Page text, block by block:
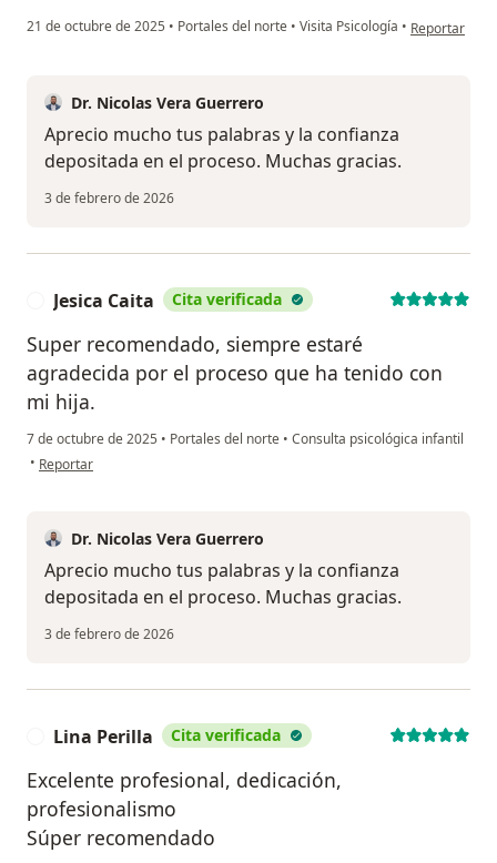
21 de octubre de 2025 • Portales del norte • Visita Psicología • en opinión
Reportar
Dr. Nicolas Vera Guerrero
Aprecio mucho tus palabras y la confianza
depositada en el proceso. Muchas gracias.
3 de febrero de 2026
Jesica Caita Cita verificada
Super recomendado, siempre estaré
agradecida por el proceso que ha tenido con
mi hija.
7 de octubre de 2025 • Portales del norte • Consulta psicológica infantil
• en opinión del usuario Jesica Caita
Reportar
Dr. Nicolas Vera Guerrero
Aprecio mucho tus palabras y la confianza
depositada en el proceso. Muchas gracias.
3 de febrero de 2026
Lina Perilla Cita verificada
Excelente profesional, dedicación,
profesionalismo
Súper recomendado